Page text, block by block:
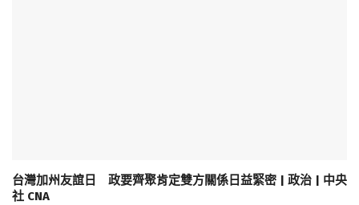
台灣加州友誼日 政要齊聚肯定雙方關係日益緊密 | 政治 | 中央
社 CNA